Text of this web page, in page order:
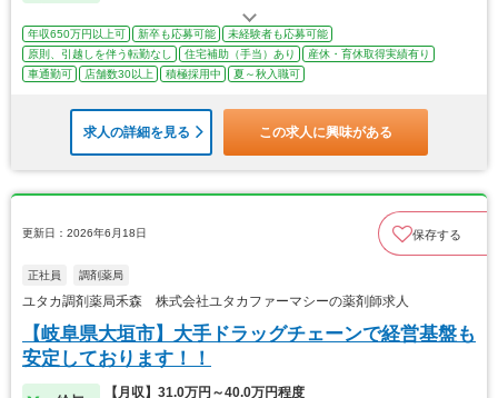
年収650万円以上可 新卒も応募可能
未経験者も応募可能
原則、引越しを伴う転勤なし
住宅補助（手当）あり
産休・育休取得実績有り
車通勤可
店舗数30以上 積極採用中 夏～秋入職可
求人の詳細を見る この求人に興味がある
更新日：2026年6月18日 保存する
正社員 調剤薬局
ユタカ調剤薬局禾森 株式会社ユタカファーマシーの薬剤師求人
【岐阜県大垣市】大手ドラッグチェーンで経営基盤も
安定しております！！
【月収】31.0万円～40.0万円程度